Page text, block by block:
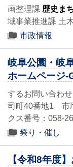
画整理課 歴史ま
域事業推進課 土
市政情報
岐阜公園・岐
ホームページ
するお問い合わせ
司町40番地1 市
クス番号：058-
祭り・催し
【令和8年度